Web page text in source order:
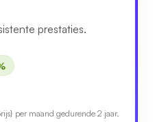
prestaties.
per maand gedurende 2 jaar.